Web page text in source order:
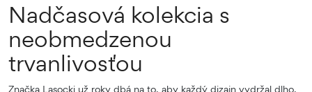
Nadčasová kolekcia s
neobmedzenou
trvanlivosťou
Značka Lasocki už roky dbá na to, aby každý dizajn vydržal dlho,